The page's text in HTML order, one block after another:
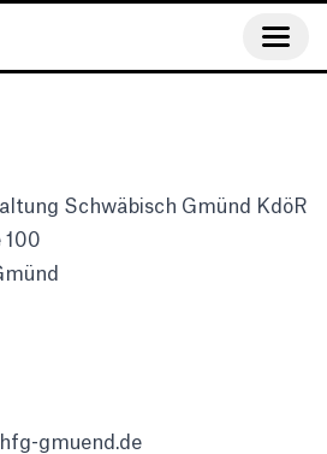
Schwäbisch Gmünd KdöR
100
gmuend.de